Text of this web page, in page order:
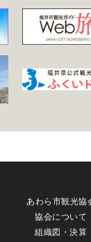
あわら市観光協
協会について
組織図・決算